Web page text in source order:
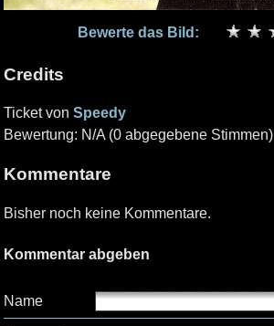
Bewerte das Bild:
Credits
Ticket von Speedy
Bewertung: N/A (0 abgegebene Stimmen)
Kommentare
Bisher noch keine Kommentare.
Kommentar abgeben
Name